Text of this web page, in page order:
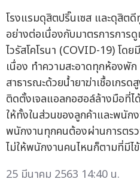
โรงแรมดุสิตปริ๊นเซส และดุสิตดี
อย่างต่อเนื่องกับมาตรการการ
ไวรัสโคโรนา (COVID-19) โด
เนื่อง ทำความสะอาดทุกห้องพั
สาธารณะด้วยน้ำยาฆ่าเชื้อเกรด
ติดตั้งเจลแอลกอฮอล์ล้างมือที่
ให้ทั้งในส่วนของลูกค้าและพนัก
พนักงานทุกคนต้องผ่านการตรว
ไม่ให้พนักงานคนไหนก็ตามที่มีไ
25 มีนาคม 2563 14:40 น.